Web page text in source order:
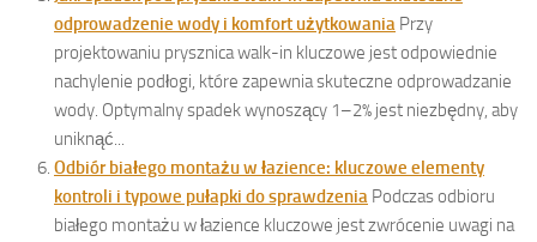
odprowadzenie wody i komfort użytkowania Przy
projektowaniu prysznica walk-in kluczowe jest odpowiednie
nachylenie podłogi, które zapewnia skuteczne odprowadzanie
wody. Optymalny spadek wynoszący 1–2% jest niezbędny, aby
uniknąć...
Odbiór białego montażu w łazience: kluczowe elementy
kontroli i typowe pułapki do sprawdzenia Podczas odbioru
białego montażu w łazience kluczowe jest zwrócenie uwagi na